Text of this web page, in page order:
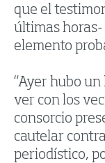
que el
últimas horas-
elemento
“Ayer hubo
ver con los
consorcio
cautelar
periodístico,